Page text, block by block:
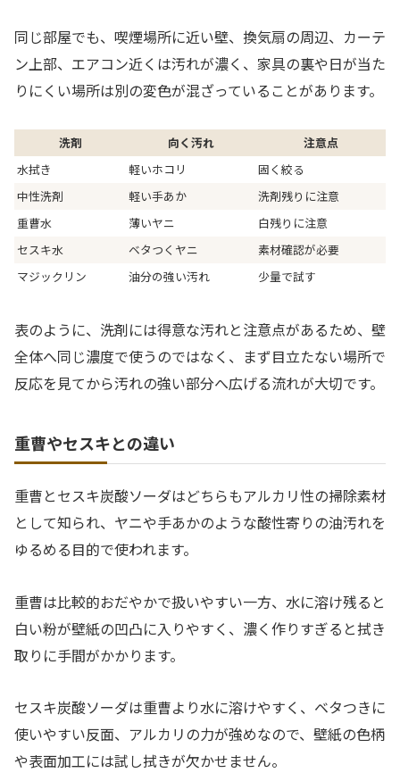
同じ部屋でも、喫煙場所に近い壁、換気扇の周辺、カーテ
ン上部、エアコン近くは汚れが濃く、家具の裏や日が当た
りにくい場所は別の変色が混ざっていることがあります。
洗剤 向く汚れ
注意点
水拭き
軽いホコリ
固く絞る
中性洗剤
軽い手あか
洗剤残りに注意
重曹水
薄いヤニ
白残りに注意
セスキ水
ベタつくヤニ
素材確認が必要
マジックリン
油分の強い汚れ 少量で試す
表のように、洗剤には得意な汚れと注意点があるため、壁
全体へ同じ濃度で使うのではなく、まず目立たない場所で
反応を見てから汚れの強い部分へ広げる流れが大切です。
重曹やセスキとの違い
重曹とセスキ炭酸ソーダはどちらもアルカリ性の掃除素材
として知られ、ヤニや手あかのような酸性寄りの油汚れを
ゆるめる目的で使われます。
重曹は比較的おだやかで扱いやすい一方、水に溶け残ると
白い粉が壁紙の凹凸に入りやすく、濃く作りすぎると拭き
取りに手間がかかります。
セスキ炭酸ソーダは重曹より水に溶けやすく、ベタつきに
使いやすい反面、アルカリの力が強めなので、壁紙の色柄
や表面加工には試し拭きが欠かせません。